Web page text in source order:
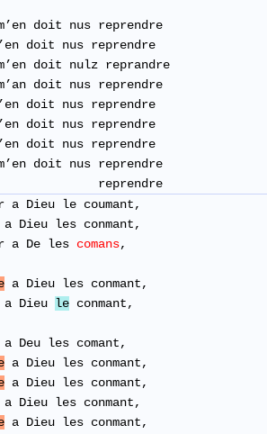
doit nus reprendre
doit nus reprendre
doit nulz reprandre
doit nus reprendre
doit nus reprendre
doit nus reprendre
doit nus reprendre
doit nus reprendre
Dieu le coumant,
Dieu les conmant,
a De les comans,
a Dieu les conmant,
Dieu le conmant,
Deu les comant,
a Dieu les conmant,
a Dieu les conmant,
Dieu les conmant,
a Dieu les conmant,